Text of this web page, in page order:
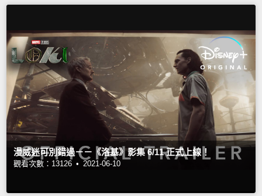
漫威迷可別錯過－－《洛基》影集 6/11 正式上線！
觀看次數：13126 • 2021-06-10